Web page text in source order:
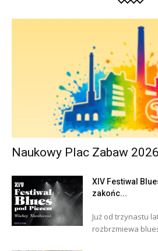
Naukowy Plac Zabaw 2026
XIV Festiwal
zakońc...
Już od trzynastu
rozbrzmiewa